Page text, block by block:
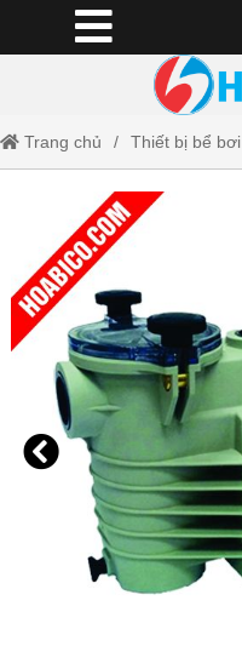
Trang chủ Thiết bị bể bơi
Máy bơm Kripsol OK